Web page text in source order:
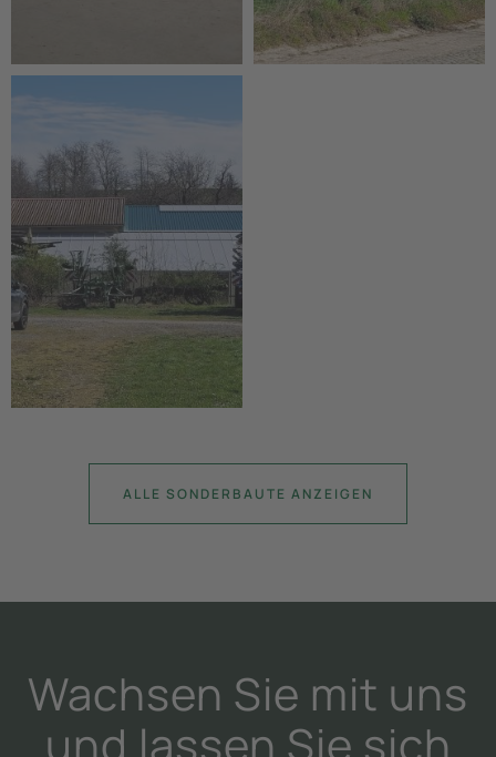
ALLE SONDERBAUTE ANZEIGEN
Wachsen Sie mit uns
und lassen Sie sich